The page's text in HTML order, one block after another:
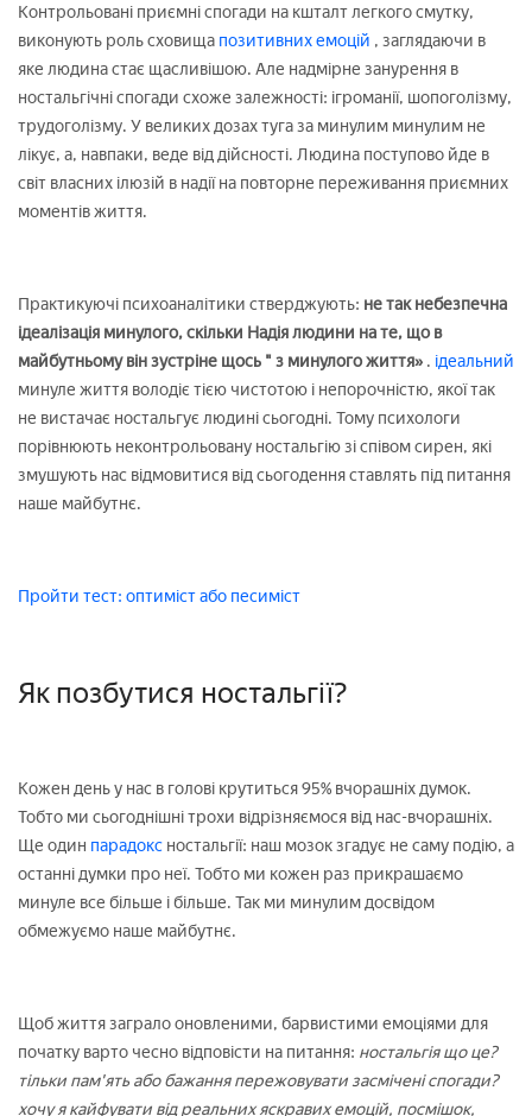
Контрольовані приємні спогади на кшталт легкого смутку,
виконують роль сховища позитивних емоцій , заглядаючи в
яке людина стає щасливішою. Але надмірне занурення в
ностальгічні спогади схоже залежності: ігроманії, шопоголізму,
трудоголізму. У великих дозах туга за минулим минулим не
лікує, а, навпаки, веде від дійсності. Людина поступово йде в
світ власних ілюзій в надії на повторне переживання приємних
моментів життя.
Практикуючі психоаналітики стверджують: не так небезпечна
ідеалізація минулого, скільки Надія людини на те, що в
майбутньому він зустріне щось " з минулого життя» . ідеальний
минуле життя володіє тією чистотою і непорочністю, якої так
не вистачає ностальгує людині сьогодні. Тому психологи
порівнюють неконтрольовану ностальгію зі співом сирен, які
змушують нас відмовитися від сьогодення ставлять під питання
наше майбутнє.
Пройти тест: оптиміст або песиміст
Як позбутися ностальгії?
Кожен день у нас в голові крутиться 95% вчорашніх думок.
Тобто ми сьогоднішні трохи відрізняємося від нас-вчорашніх.
Ще один парадокс ностальгії: наш мозок згадує не саму подію, а
останні думки про неї. Тобто ми кожен раз прикрашаємо
минуле все більше і більше. Так ми минулим досвідом
обмежуємо наше майбутнє.
Щоб життя заграло оновленими, барвистими емоціями для
початку варто чесно відповісти на питання: ностальгія що це?
тільки пам'ять або бажання пережовувати засмічені спогади?
хочу я кайфувати від реальних яскравих емоцій, посмішок,